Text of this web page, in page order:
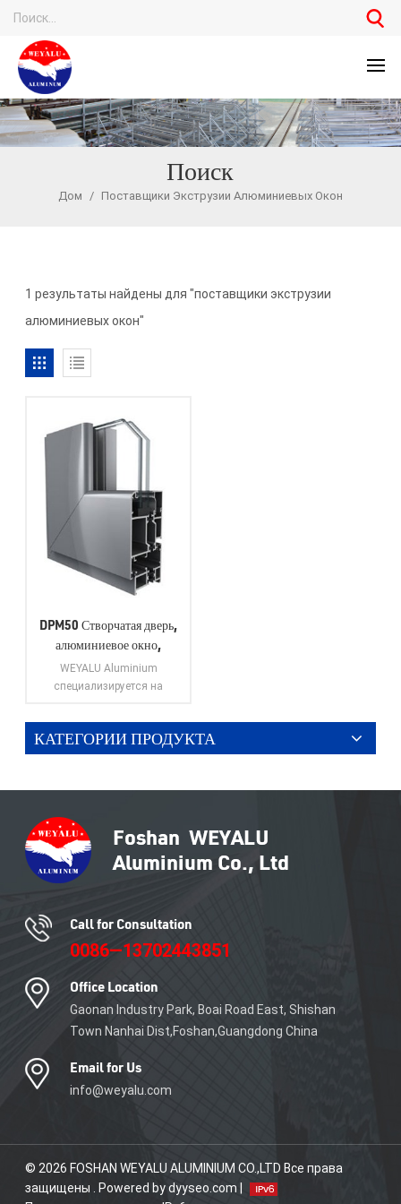
Поиск
Дом / Поставщики Экструзии Алюминиевых Окон
1 результаты найдены для "поставщики экструзии
алюминиевых окон"
DPM50 Створчатая дверь,
алюминиевое окно,
дверной профиль,
алюминиевый профиль
WEYALU Aluminium
специализируется на
алюминиевых профилях
промышленного
назначения, алюминиевых
назначения, алюминиевых
и отделке алюминиевой
плитки.
ПОСМОТРЕТЬ
КАТЕГОРИИ ПРОДУКТА
Call for Consultation
0086—13702443851
Office Location
Gaonan Industry Park, Boai Road East, Shishan
Town Nanhai Dist,Foshan,Guangdong China
Email for Us
info@weyalu.com
© 2026 FOSHAN WEYALU ALUMINIUM CO.,LTD Все права
защищены . Powered by dyyseo.com |